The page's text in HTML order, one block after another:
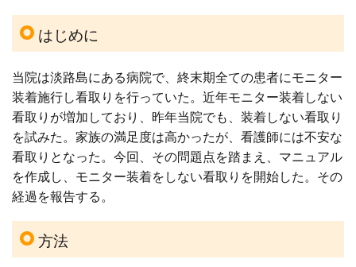
はじめに
当院は淡路島にある病院で、終末期全ての患者にモニター
装着施行し看取りを行っていた。近年モニター装着しない
看取りが増加しており、昨年当院でも、装着しない看取り
を試みた。家族の満足度は高かったが、看護師には不安な
看取りとなった。今回、その問題点を踏まえ、マニュアル
を作成し、モニター装着をしない看取りを開始した。その
経過を報告する。
方法